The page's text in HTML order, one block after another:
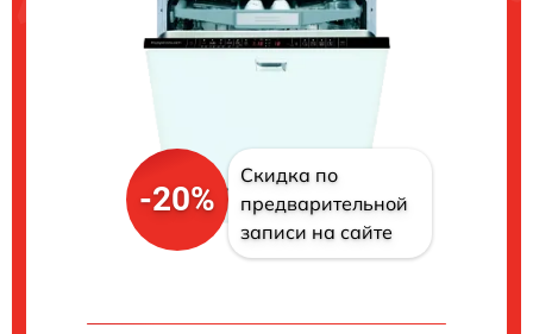
-20%
Скидка по
предварительной
записи на сайте